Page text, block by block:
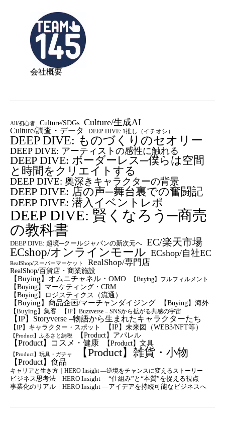
会社概要
All/初心者 Culture/SDGs Culture/生成AI
Culture/調査・データ DEEP DIVE: 1推し（イチオシ）
DEEP DIVE: ものづくりのセオリー
DEEP DIVE: アーティストの感性に触れる
DEEP DIVE: ボーダーレス─僕らは空間
と時間をクリエイトする
DEEP DIVE: 奥深きキャラクターの背景
DEEP DIVE: 店の声─舞台裏での奮闘記
DEEP DIVE: 潜入イベントレポ
DEEP DIVE: 賢くなろう─商売
の教科書
DEEP DIVE: 超境─クールジャパンの新次元へ EC/楽天市場
ECshop/オンラインモール ECshop/自社EC
RealShop/スーパーマーケット RealShop/専門店
RealShop/百貨店・商業施設
【Buying】オムニチャネル・OMO
【Buying】フルフィルメント
【Buying】マーケティング・CRM
【buying】ロジスティクス（流通）
【Buying】商品企画/マーチャンダイジング 【Buying】海外
【Buying】集客 【IP】Buzzverse – SNSから拡がる共感の宇宙
【IP】Storyverse –物語から生まれたキャラクターたち
【IP】キャラクター・スポット 【IP】未来図（WEB3/NFT等）
【Product】ふるさと納税 【Product】アパレル
【Product】コスメ・健康 【Product】文具
【Product】玩具・ガチャ 【Product】雑貨・小物
【Product】食品
キャリアと生き方｜HERO Insight —逆境をチャンスに変えるストーリー
ビジネス思考法｜HERO Insight —“仕組み”と“本質”を捉える視点
事業化のリアル｜HERO Insight —アイデアを持続可能なビジネスへ